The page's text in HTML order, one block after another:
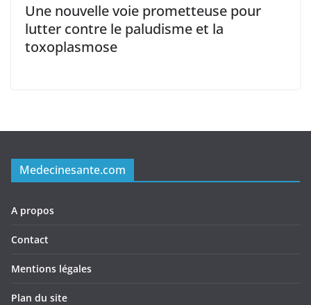
Une nouvelle voie prometteuse pour
lutter contre le paludisme et la
toxoplasmose
Medecinesante.com
A propos
Contact
Mentions légales
Plan du site